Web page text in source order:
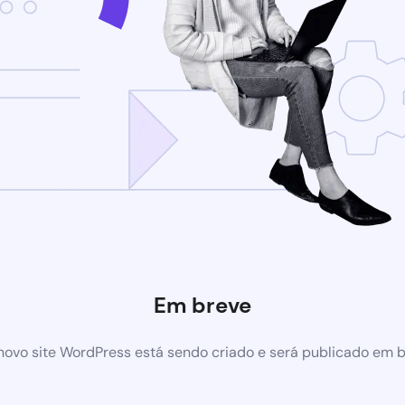
Em breve
site WordPress está sendo criado e será publicado em